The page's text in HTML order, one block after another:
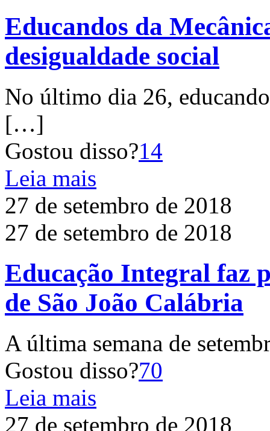
Educandos da
desigualdade social
No último dia 26,
[…]
Gostou disso?14
Leia mais
27 de setembro de 2018
27 de setembro de 2018
Educação Integral faz
de São João Calábria
A última semana de
Gostou disso?70
Leia mais
27 de setembro de 2018